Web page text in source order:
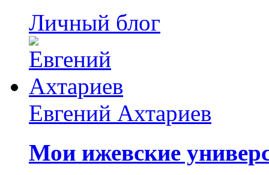
Личный блог
Евгений Ахтариев
Мои ижевские